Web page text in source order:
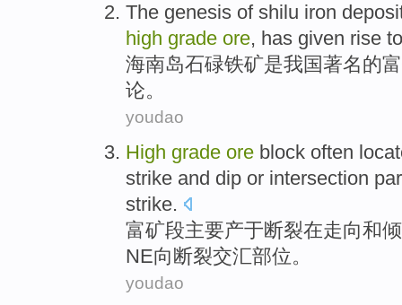
The genesis of shilu iron
high grade ore, has given rise
海南岛石碌铁矿是我国著名的
论。
youdao
High grade ore block often
strike and dip or intersection
strike.
富矿段主要产于断裂在走向和
NE向 断裂交汇部位。
youdao